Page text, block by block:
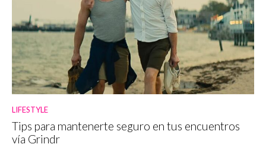
LIFESTYLE
Tips para mantenerte seguro en tus encuentros
vía Grindr